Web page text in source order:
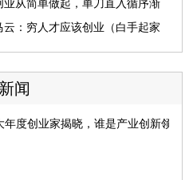
都不如！
业从简单做起，单刀直入循序渐
云：穷人才应该创业（白手起家
闻
年度创业家揭晓，谁是产业创新领袖？